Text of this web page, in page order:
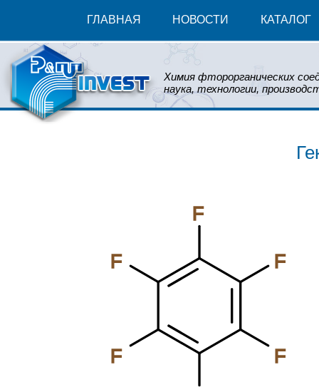
ГЛАВНАЯ НОВОСТИ КАТАЛОГ
Химия фторорганических
наука, технологии,
F
F
F
F F